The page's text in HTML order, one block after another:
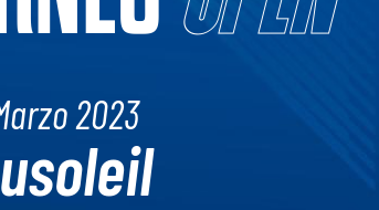
2023